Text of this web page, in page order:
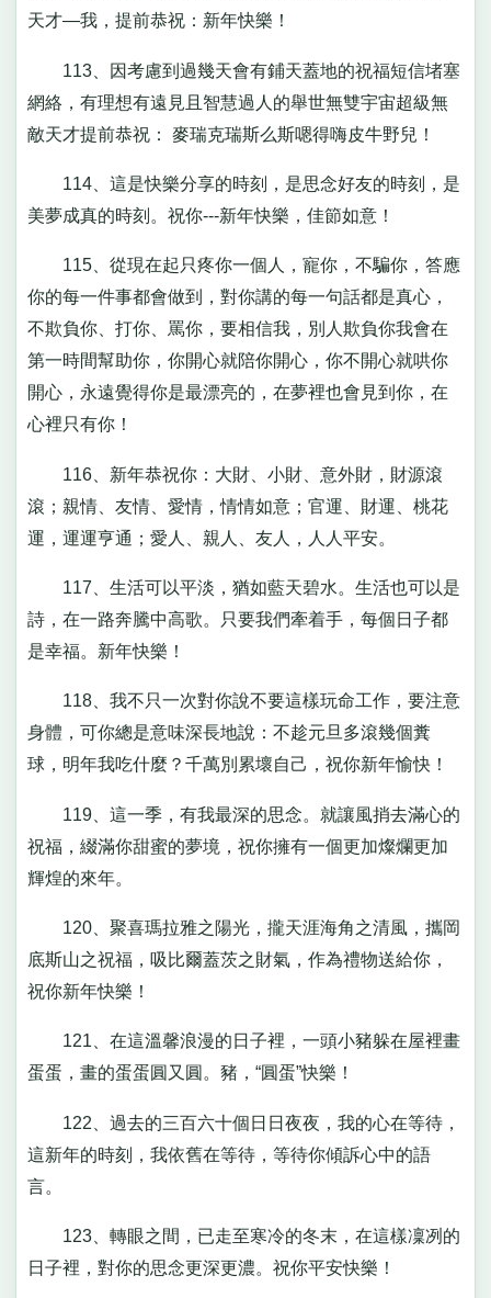
天才—我，提前恭祝：新年快樂！
113、因考慮到過幾天會有鋪天蓋地的祝福短信堵塞
網絡，有理想有遠見且智慧過人的舉世無雙宇宙超級無
敵天才提前恭祝： 麥瑞克瑞斯么斯嗯得嗨皮牛野兒！
114、這是快樂分享的時刻，是思念好友的時刻，是
美夢成真的時刻。祝你---新年快樂，佳節如意！
115、從現在起只疼你一個人，寵你，不騙你，答應
你的每一件事都會做到，對你講的每一句話都是真心，
不欺負你、打你、罵你，要相信我，別人欺負你我會在
第一時間幫助你，你開心就陪你開心，你不開心就哄你
開心，永遠覺得你是最漂亮的，在夢裡也會見到你，在
心裡只有你！
116、新年恭祝你：大財、小財、意外財，財源滾
滾；親情、友情、愛情，情情如意；官運、財運、桃花
運，運運亨通；愛人、親人、友人，人人平安。
117、生活可以平淡，猶如藍天碧水。生活也可以是
詩，在一路奔騰中高歌。只要我們牽着手，每個日子都
是幸福。新年快樂！
118、我不只一次對你說不要這樣玩命工作，要注意
身體，可你總是意味深長地說：不趁元旦多滾幾個糞
球，明年我吃什麼？千萬別累壞自己，祝你新年愉快！
119、這一季，有我最深的思念。就讓風捎去滿心的
祝福，綴滿你甜蜜的夢境，祝你擁有一個更加燦爛更加
輝煌的來年。
120、聚喜瑪拉雅之陽光，攏天涯海角之清風，攜岡
底斯山之祝福，吸比爾蓋茨之財氣，作為禮物送給你，
祝你新年快樂！
121、在這溫馨浪漫的日子裡，一頭小豬躲在屋裡畫
蛋蛋，畫的蛋蛋圓又圓。豬，“圓蛋”快樂！
122、過去的三百六十個日日夜夜，我的心在等待，
這新年的時刻，我依舊在等待，等待你傾訴心中的語
言。
123、轉眼之間，已走至寒冷的冬末，在這樣凜冽的
日子裡，對你的思念更深更濃。祝你平安快樂！